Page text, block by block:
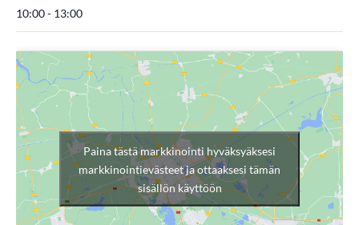
10:00 - 13:00
Paina tästä markkinointi hyväksyäksesi
markkinointievästeet ja ottaaksesi tämän
sisällön käyttöön